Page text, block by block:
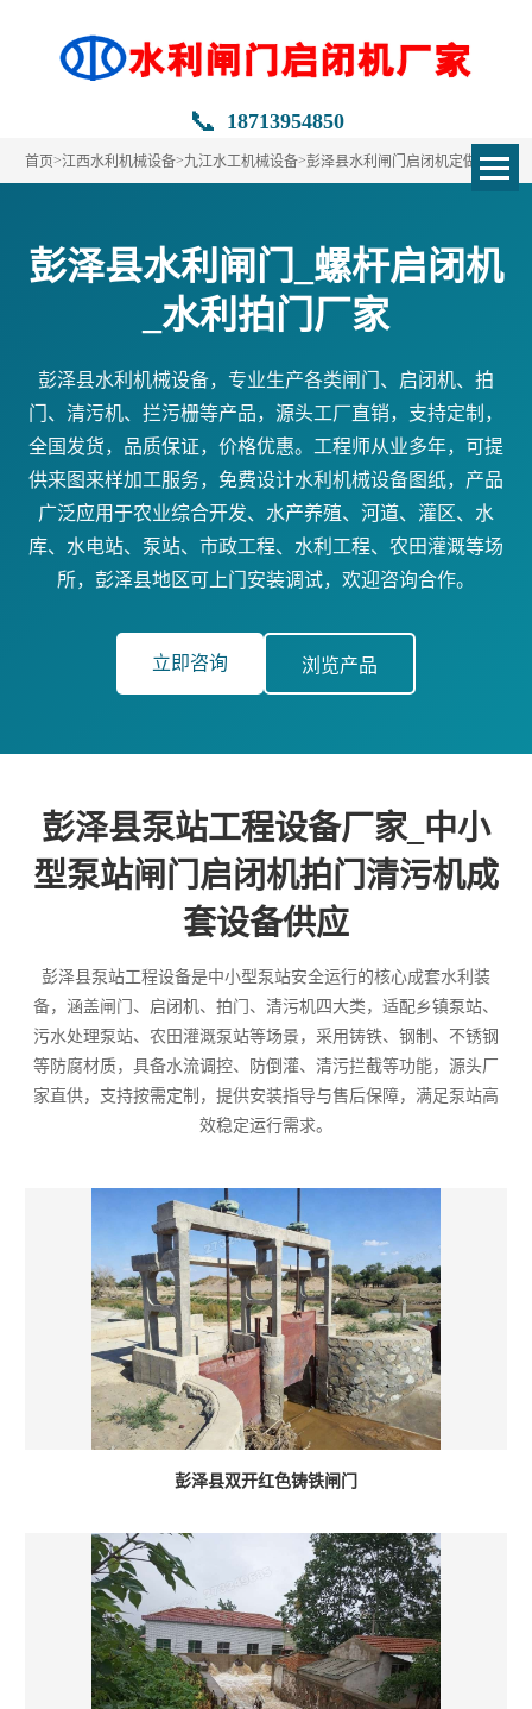
📞 18713954850
首页>江西水利机械设备>九江水工机械设备>彭泽县水利闸门启闭机定做
彭泽县水利闸门_螺杆启闭机
_水利拍门厂家
彭泽县水利机械设备，专业生产各类闸门、启闭机、拍
门、清污机、拦污栅等产品，源头工厂直销，支持定制，
全国发货，品质保证，价格优惠。工程师从业多年，可提
供来图来样加工服务，免费设计水利机械设备图纸，产品
广泛应用于农业综合开发、水产养殖、河道、灌区、水
库、水电站、泵站、市政工程、水利工程、农田灌溉等场
所，彭泽县地区可上门安装调试，欢迎咨询合作。
立即咨询 浏览产品
彭泽县泵站工程设备厂家_中小
型泵站闸门启闭机拍门清污机成
套设备供应
彭泽县泵站工程设备是中小型泵站安全运行的核心成套水利装
备，涵盖闸门、启闭机、拍门、清污机四大类，适配乡镇泵站、
污水处理泵站、农田灌溉泵站等场景，采用铸铁、钢制、不锈钢
等防腐材质，具备水流调控、防倒灌、清污拦截等功能，源头厂
家直供，支持按需定制，提供安装指导与售后保障，满足泵站高
效稳定运行需求。
彭泽县双开红色铸铁闸门